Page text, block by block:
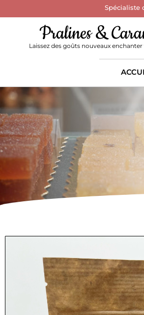
Spécialiste
Pralines &
Laissez des goûts nouveaux enchanter